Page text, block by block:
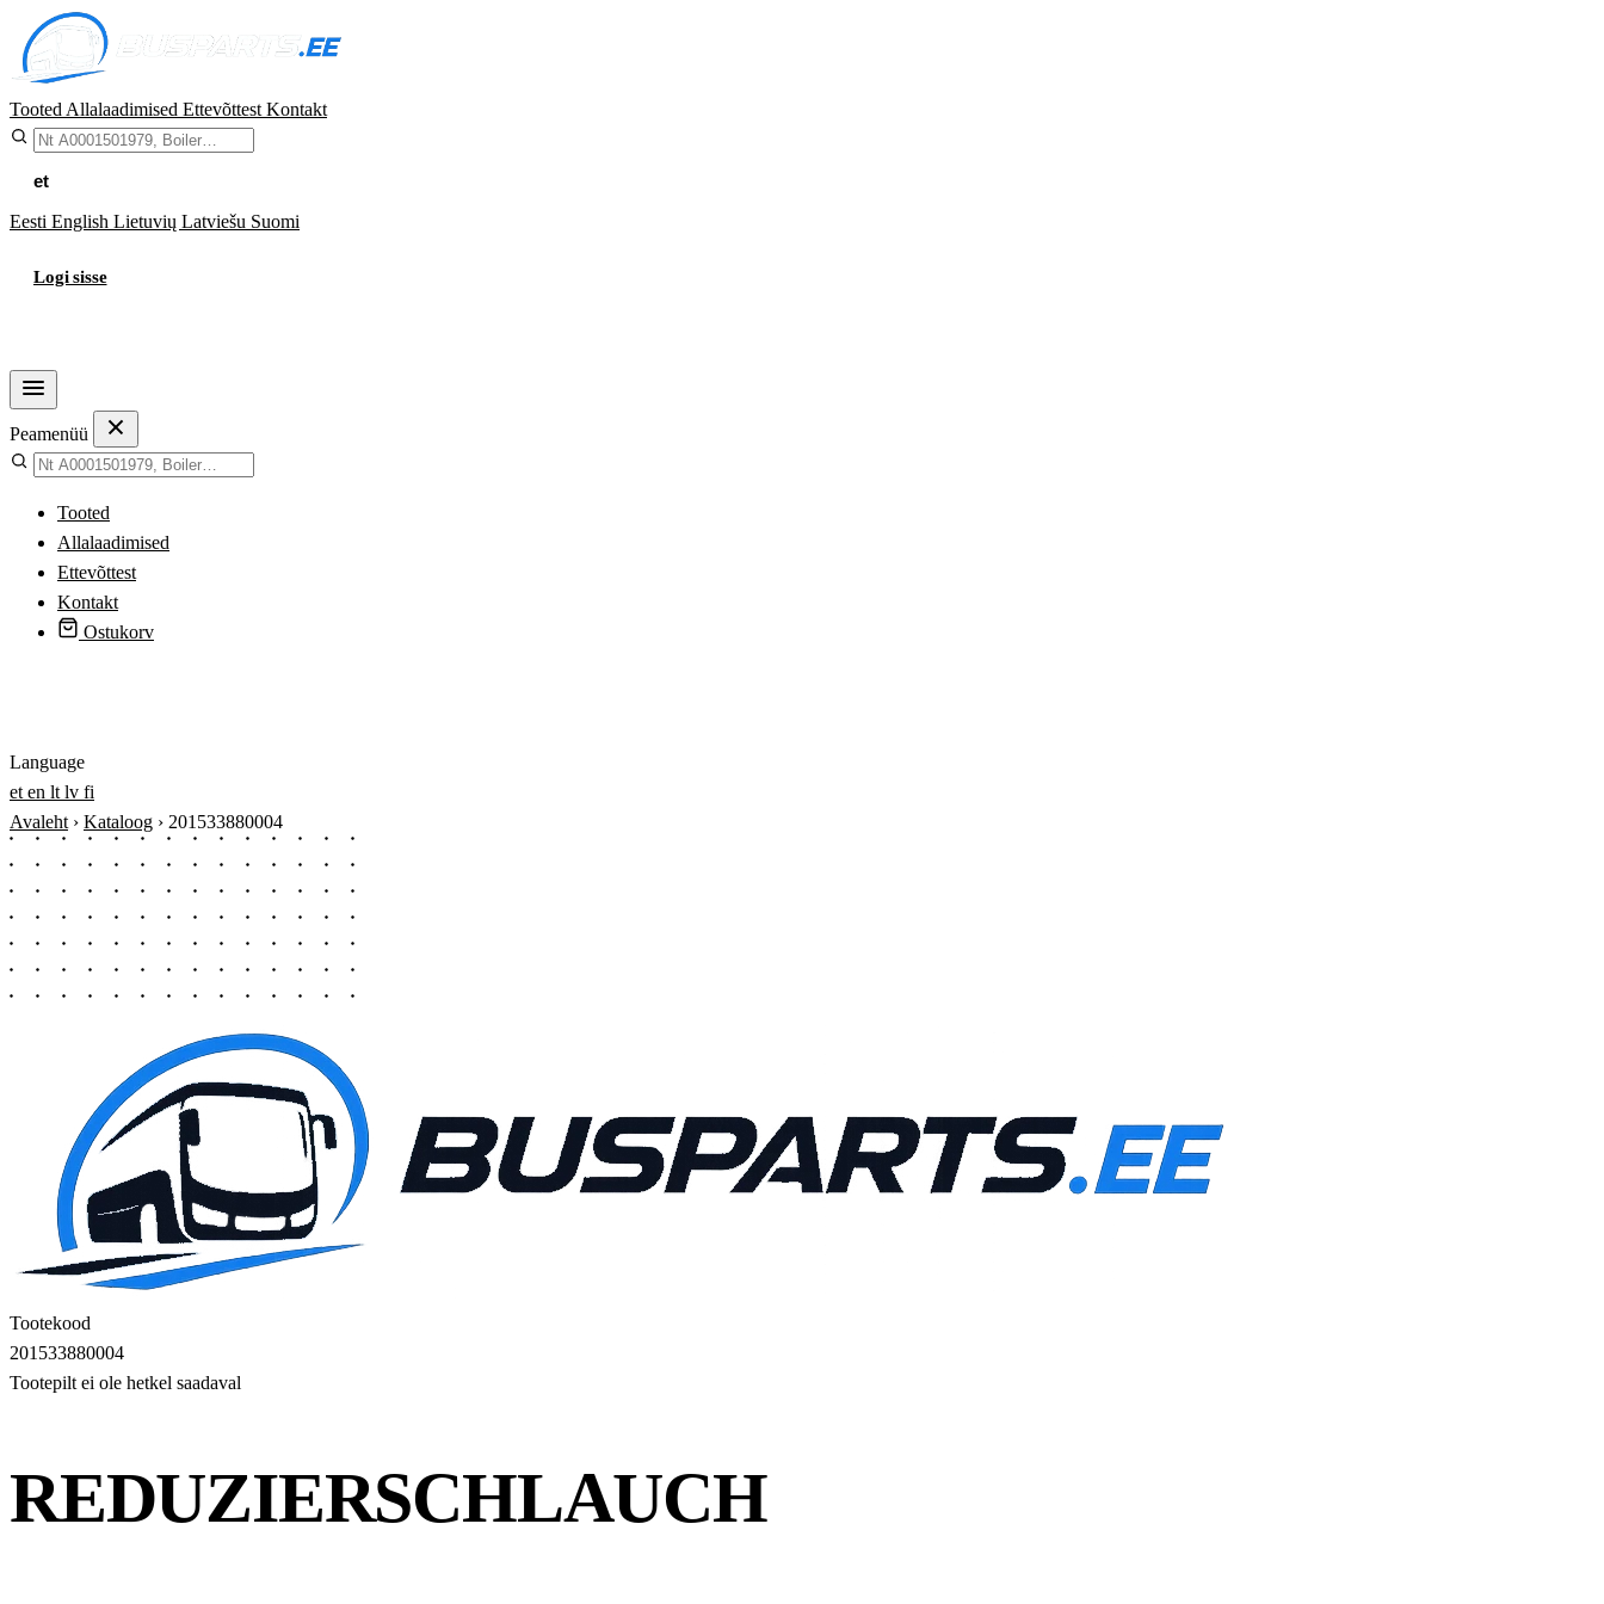
Tooted Allalaadimised Ettevõttest Kontakt
et
Eesti English Lietuvių Latviešu Suomi
Logi sisse
Peamenüü
Tooted
Allalaadimised
Ettevõttest
Kontakt
Ostukorv
Language
et en lt lv fi
Avaleht › Kataloog › 201533880004
Tootekood
201533880004
Tootepilt ei ole hetkel saadaval
REDUZIERSCHLAUCH